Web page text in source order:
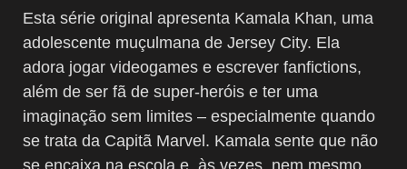
Esta série original apresenta Kamala Khan, uma
adolescente muçulmana de Jersey City. Ela
adora jogar videogames e escrever fanfictions,
além de ser fã de super-heróis e ter uma
imaginação sem limites – especialmente quando
se trata da Capitã Marvel. Kamala sente que não
se encaixa na escola e, às vezes, nem mesmo